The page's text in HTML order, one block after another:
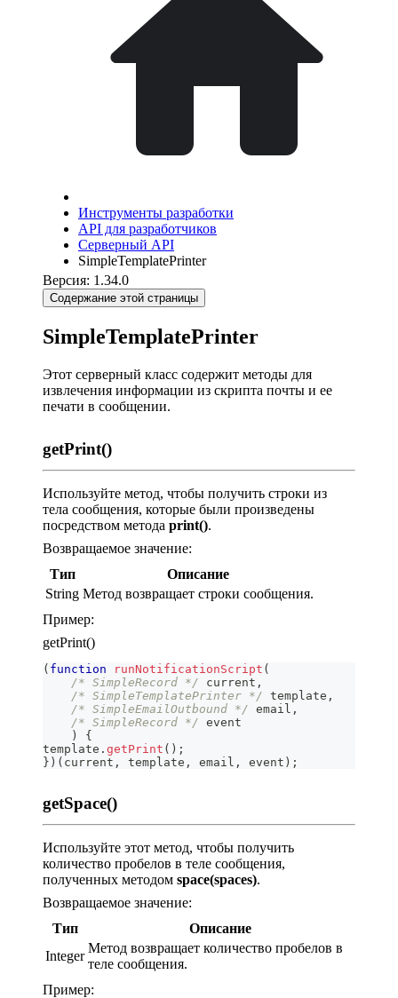
Инструменты разработки
API для разработчиков
Серверный API
SimpleTemplatePrinter
Версия: 1.34.0
Содержание этой страницы
SimpleTemplatePrinter
Этот серверный класс содержит методы для
извлечения информации из скрипта почты и ее
печати в сообщении.
getPrint()
Используйте метод, чтобы получить строки из
тела сообщения, которые были произведены
посредством метода print().
Возвращаемое значение:
Тип
Описание
String Метод возвращает строки сообщения.
Пример:
getPrint()
( function runNotificationScript (
/* SimpleRecord */ current ,
/* SimpleTemplatePrinter */ template ,
/* SimpleEmailOutbound */ email ,
/* SimpleRecord */ event
)
{
template . getPrint ( ) ;
} ) ( current , template , email , event ) ;
getSpace()
Используйте этот метод, чтобы получить
количество пробелов в теле сообщения,
полученных методом space(spaces).
Возвращаемое значение:
Тип
Описание
Integer
Метод возвращает количество пробелов в
теле сообщения.
Пример: